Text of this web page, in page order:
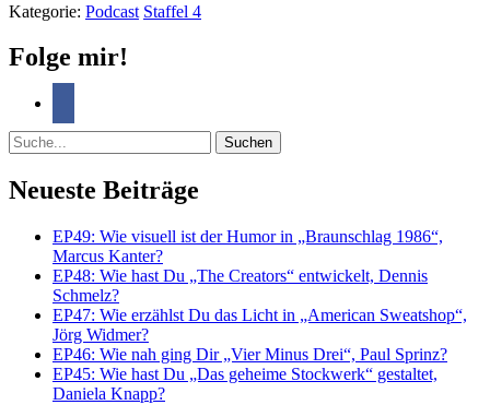
Kategorie: Podcast Staffel 4
Folge mir!
Suche
Neueste Beiträge
EP49: Wie visuell ist der Humor in „Braunschlag 1986“,
Marcus Kanter?
EP48: Wie hast Du „The Creators“ entwickelt, Dennis
Schmelz?
EP47: Wie erzählst Du das Licht in „American Sweatshop“,
Jörg Widmer?
EP46: Wie nah ging Dir „Vier Minus Drei“, Paul Sprinz?
EP45: Wie hast Du „Das geheime Stockwerk“ gestaltet,
Daniela Knapp?